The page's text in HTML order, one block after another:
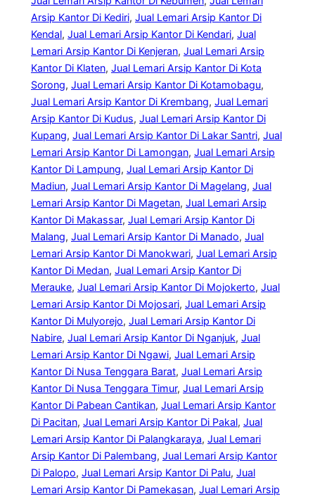
Arsip Kantor Di Kediri, Jual Lemari Arsip Kantor Di
Kendal, Jual Lemari Arsip Kantor Di Kendari, Jual
Lemari Arsip Kantor Di Kenjeran, Jual Lemari Arsip
Kantor Di Klaten, Jual Lemari Arsip Kantor Di Kota
Sorong, Jual Lemari Arsip Kantor Di Kotamobagu
Jual Lemari Arsip Kantor Di Krembang, Jual Lemari
Arsip Kantor Di Kudus, Jual Lemari Arsip Kantor Di
Kupang, Jual Lemari Arsip Kantor Di Lakar Santri, Jual
Lemari Arsip Kantor Di Lamongan, Jual Lemari Arsip
Kantor Di Lampung, Jual Lemari Arsip Kantor Di
Madiun, Jual Lemari Arsip Kantor Di Magelang, Jual
Lemari Arsip Kantor Di Magetan, Jual Lemari Arsip
Kantor Di Makassar, Jual Lemari Arsip Kantor Di
Malang, Jual Lemari Arsip Kantor Di Manado, Jual
Lemari Arsip Kantor Di Manokwari, Jual Lemari Arsip
Kantor Di Medan, Jual Lemari Arsip Kantor Di
Merauke, Jual Lemari Arsip Kantor Di Mojokerto, Jual
Lemari Arsip Kantor Di Mojosari, Jual Lemari Arsip
Kantor Di Mulyorejo, Jual Lemari Arsip Kantor Di
Nabire, Jual Lemari Arsip Kantor Di Nganjuk, Jual
Lemari Arsip Kantor Di Ngawi, Jual Lemari Arsip
Kantor Di Nusa Tenggara Barat, Jual Lemari Arsip
Kantor Di Nusa Tenggara Timur, Jual Lemari Arsip
Kantor Di Pabean Cantikan, Jual Lemari Arsip Kantor
Di Pacitan, Jual Lemari Arsip Kantor Di Pakal, Jual
Lemari Arsip Kantor Di Palangkaraya, Jual Lemari
Arsip Kantor Di Palembang, Jual Lemari Arsip Kantor
Di Palopo, Jual Lemari Arsip Kantor Di Palu, Jual
Lemari Arsip Kantor Di Pamekasan, Jual Lemari Arsip